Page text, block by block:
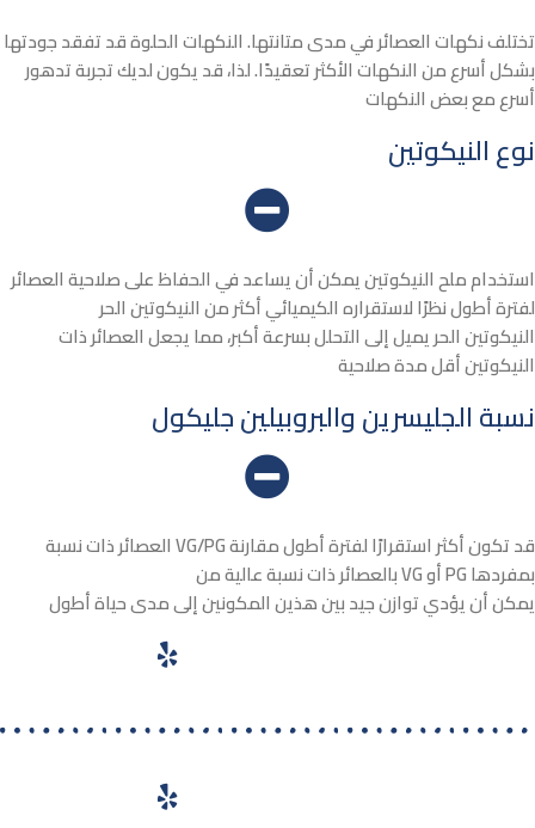
تختلف نكهات العصائر في مدى متانتها. النكهات الحلوة قد تفقد جودتها
بشكل أسرع من النكهات الأكثر تعقيدًا. لذا، قد يكون لديك تجربة تدهور
أسرع مع بعض النكهات
نوع النيكوتين
استخدام ملح النيكوتين يمكن أن يساعد في الحفاظ على صلاحية العصائر
لفترة أطول نظرًا لاستقراره الكيميائي أكثر من النيكوتين الحر
النيكوتين الحر يميل إلى التحلل بسرعة أكبر، مما يجعل العصائر ذات
النيكوتين أقل مدة صلاحية
نسبة الجليسرين والبروبيلين جليكول
العصائر ذات نسبة VG/PG قد تكون أكثر استقرارًا لفترة أطول مقارنة
بالعصائر ذات نسبة عالية من VG أو PG بمفردها
يمكن أن يؤدي توازن جيد بين هذين المكونين إلى مدى حياة أطول